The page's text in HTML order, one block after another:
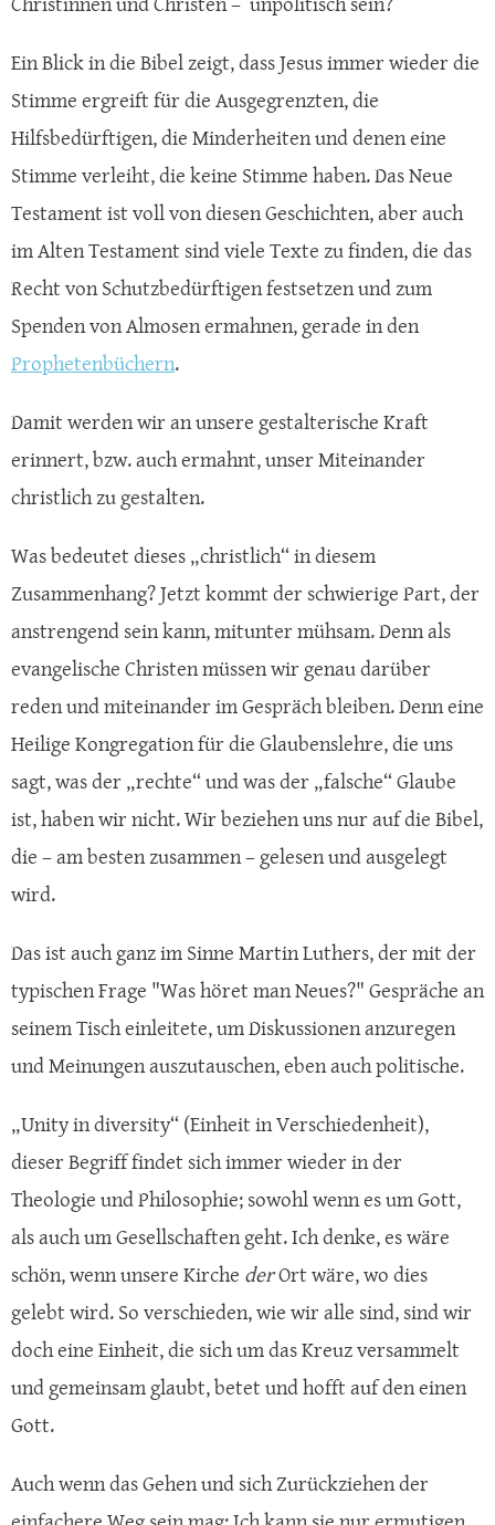
Ein Blick in die Bibel zeigt, dass Jesus immer wieder die
Stimme ergreift für die Ausgegrenzten, die
Hilfsbedürftigen, die Minderheiten und denen eine
Stimme verleiht, die keine Stimme haben. Das Neue
Testament ist voll von diesen Geschichten, aber auch
im Alten Testament sind viele Texte zu finden, die das
Recht von Schutzbedürftigen festsetzen und zum
Spenden von Almosen ermahnen, gerade in den
Prophetenbüchern.
Damit werden wir an unsere gestalterische Kraft
erinnert, bzw. auch ermahnt, unser Miteinander
christlich zu gestalten.
Was bedeutet dieses „christlich“ in diesem
Zusammenhang? Jetzt kommt der schwierige Part, der
anstrengend sein kann, mitunter mühsam. Denn als
evangelische Christen müssen wir genau darüber
reden und miteinander im Gespräch bleiben. Denn eine
Heilige Kongregation für die Glaubenslehre, die uns
sagt, was der „rechte“ und was der „falsche“ Glaube
ist, haben wir nicht. Wir beziehen uns nur auf die Bibel,
die – am besten zusammen – gelesen und ausgelegt
wird.
Das ist auch ganz im Sinne Martin Luthers, der mit der
typischen Frage "Was höret man Neues?" Gespräche an
seinem Tisch einleitete, um Diskussionen anzuregen
und Meinungen auszutauschen, eben auch politische.
„Unity in diversity“ (Einheit in Verschiedenheit),
dieser Begriff findet sich immer wieder in der
Theologie und Philosophie; sowohl wenn es um Gott,
als auch um Gesellschaften geht. Ich denke, es wäre
schön, wenn unsere Kirche derOrt wäre, wo dies
gelebt wird. So verschieden, wie wir alle sind, sind wir
doch eine Einheit, die sich um das Kreuz versammelt
und gemeinsam glaubt, betet und hofft auf den einen
Gott.
Auch wenn das Gehen und sich Zurückziehen der